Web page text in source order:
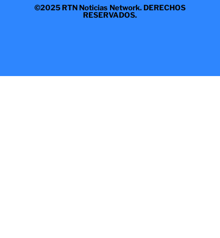
©2025 RTN Noticias Network. DERECHOS
RESERVADOS.